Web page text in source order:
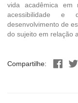
vida acadêmica em
acessibilidade e
desenvolvimento de
do sujeito em relação
Compartilhe: